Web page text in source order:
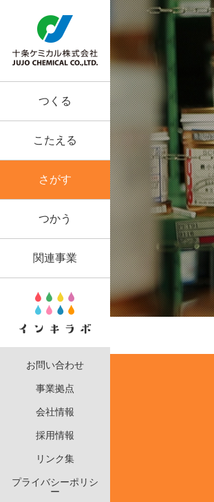
つくる
こたえる
さがす
つかう
関連事業
お問い合わせ
事業拠点
会社情報
採用情報
リンク集
プライバシーポリシ
ー